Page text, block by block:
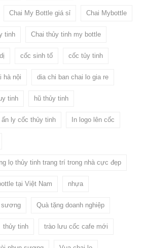
Chai My Bottle giá sỉ Chai Mybottle
tinh Chai thủy tinh my bottle
cốc sinh tố cốc tủy tinh
hà nội dia chi ban chai lo gia re
tinh hũ thủy tinh
ấn ly cốc thủy tinh In logo lên cốc
lọ thủy tinh trang trí trong nhà cực đẹp
tại Việt Nam nhựa
sương Quà tặng doanh nghiệp
thủy tinh trào lưu cốc cafe mới